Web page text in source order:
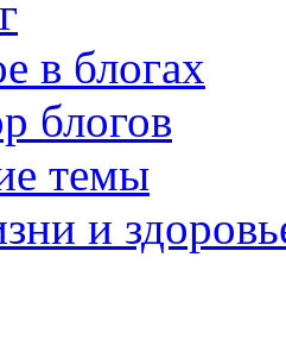
в блогах
блогов
темы
и